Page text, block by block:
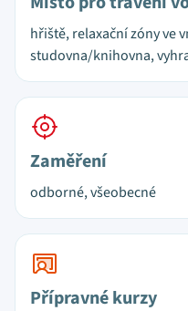
hřiště, relaxační zóny ve
studovna/knihovna,
Zaměření
odborné, všeobecné
Přípravné kurzy